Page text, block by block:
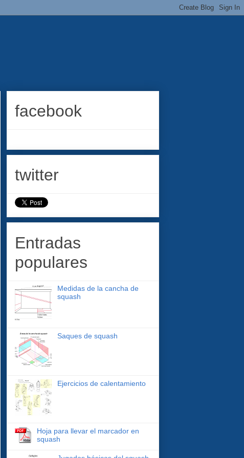
facebook
twitter
Entradas
populares
Medidas de la cancha de
squash
Saques de squash
Ejercicios de calentamiento
Hoja para llevar el marcador en
squash